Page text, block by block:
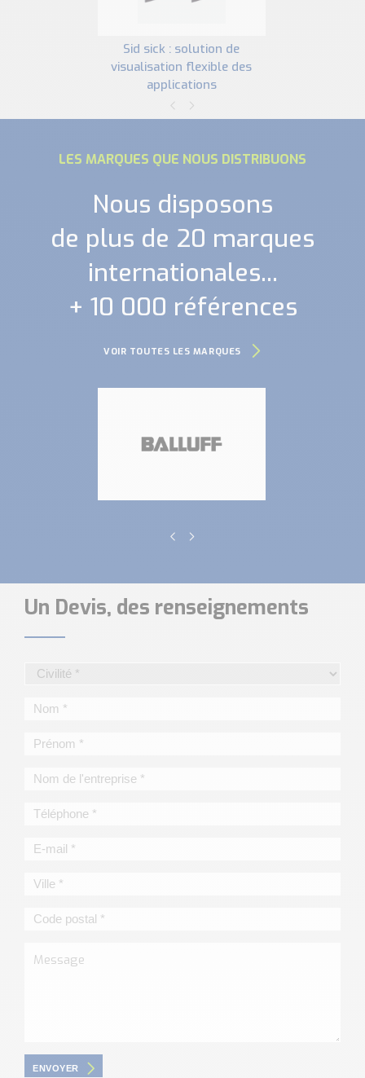
sid sick : solution de
visualisation flexible des
applications
LES MARQUES QUE NOUS DISTRIBUONS
Nous disposons
de plus de 20 marques
internationales...
+ 10 000 références
VOIR TOUTES LES MARQUES
Un Devis, des renseignements
ENVOYER